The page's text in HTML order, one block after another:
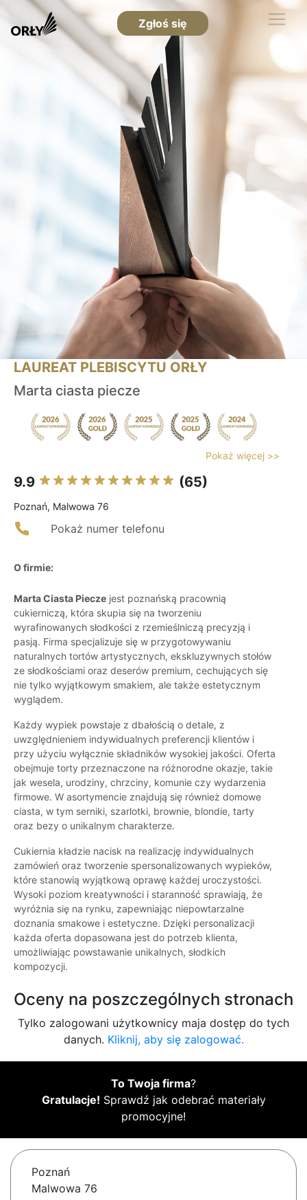
Zgłoś się
LAUREAT PLEBISCYTU ORŁY
Marta ciasta piecze
Pokaż więcej >>
9.9 (65)
Poznań, Malwowa 76
Pokaż numer telefonu
O firmie:
Marta Ciasta Piecze jest poznańską pracownią
cukierniczą, która skupia się na tworzeniu
wyrafinowanych słodkości z rzemieślniczą precyzją i
pasją. Firma specjalizuje się w przygotowywaniu
naturalnych tortów artystycznych, ekskluzywnych stołów
ze słodkościami oraz deserów premium, cechujących się
nie tylko wyjątkowym smakiem, ale także estetycznym
wyglądem.
Każdy wypiek powstaje z dbałością o detale, z
uwzględnieniem indywidualnych preferencji klientów i
przy użyciu wyłącznie składników wysokiej jakości. Oferta
obejmuje torty przeznaczone na różnorodne okazje, takie
jak wesela, urodziny, chrzciny, komunie czy wydarzenia
firmowe. W asortymencie znajdują się również domowe
ciasta, w tym serniki, szarlotki, brownie, blondie, tarty
oraz bezy o unikalnym charakterze.
Cukiernia kładzie nacisk na realizację indywidualnych
zamówień oraz tworzenie spersonalizowanych wypieków,
które stanowią wyjątkową oprawę każdej uroczystości.
Wysoki poziom kreatywności i staranność sprawiają, że
wyróżnia się na rynku, zapewniając niepowtarzalne
doznania smakowe i estetyczne. Dzięki personalizacji
każda oferta dopasowana jest do potrzeb klienta,
umożliwiając powstawanie unikalnych, słodkich
kompozycji.
Oceny na poszczególnych stronach
Tylko zalogowani użytkownicy maja dostęp do tych
danych. Kliknij, aby się zalogować.
To Twoja firma?
Gratulacje! Sprawdź jak odebrać materiały
promocyjne!
Poznań
Malwowa 76